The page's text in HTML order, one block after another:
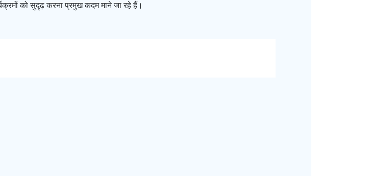
को सुदृढ़ करना प्रमुख कदम माने जा रहे हैं।